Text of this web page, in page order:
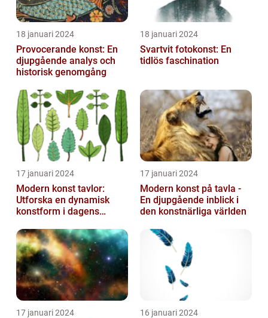
18 januari 2024
Provocerande konst: En
djupgående analys och
historisk genomgång
18 januari 2024
Svartvit fotokonst: En
tidlös faschination
17 januari 2024
Modern konst tavlor:
Utforska en dynamisk
konstform i dagens
17 januari 2024
Modern konst på tavla -
En djupgående inblick i
den konstnärliga världen
17 januari 2024 16 januari 2024